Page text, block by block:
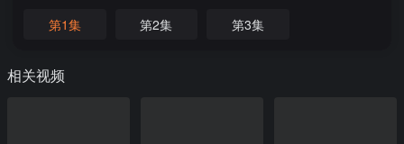
第1集 第2集 第3集
相关视频